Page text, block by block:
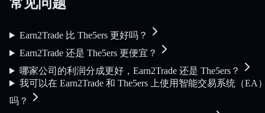
Earn2Trade 比 The5ers 更好吗？
Earn2Trade 还是 The5ers 更便宜？
哪家公司的利润分成更好，Earn2Trade 还是 The5ers？
我可以在 Earn2Trade 和 The5ers 上使用智能交易系统（EA
吗？